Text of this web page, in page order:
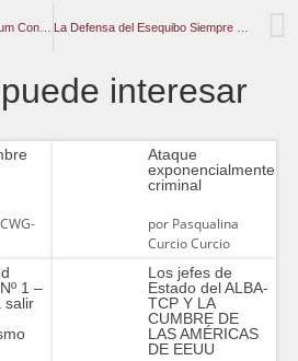
interesar
Ataque
exponencialmente
criminal
porPasqualina
Curcio Curcio
1 –
salir
Los jefes de
Estado del ALBA-
TCP Y LA
CUMBRE DE
LAS AMÉRICAS
DE EEUU